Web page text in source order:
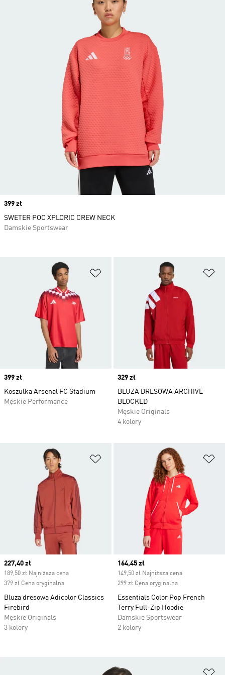
Dodaj do listy życzeń
Price
399 zł
Koszulka Arsenal FC Stadium
Męskie Performance
Price
329 zł
BLUZA DRESOWA ARCHIVE
BLOCKED
Męskie Originals
4 kolory
Dodaj do listy życzeń
Current price
227,40 zł
189,50 zł Najniższa cena
379 zł Cena oryginalna
Bluza dresowa Adicolor Classics
Firebird
Męskie Originals
3 kolory
Current price
164,45 zł
149,50 zł Najniższa cena
299 zł Cena oryginalna
Essentials Color Pop French
Terry Full-Zip Hoodie
Damskie Sportswear
2 kolory
Price
399 zł
SWETER POC XPLORIC CREW NECK
Damskie Sportswear